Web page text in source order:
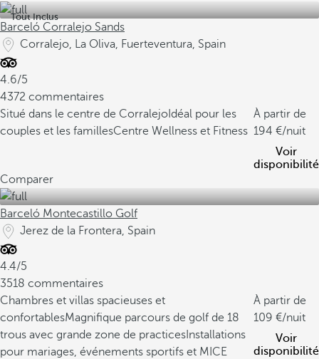
Tout Inclus
Barceló Corralejo Sands
Corralejo, La Oliva, Fuerteventura, Spain
4.6/5
4372 commentaires
Situé dans le centre de Corralejo Idéal pour les
couples et les famillesCentre Wellness et Fitness
À partir de
194
/nuit
Voir
disponibilité
Comparer
Barceló Montecastillo Golf
Jerez de la Frontera, Spain
4.4/5
3518 commentaires
Chambres et villas spacieuses et
confortablesMagnifique parcours de golf de 18
trous avec grande zone de practices Installations
pour mariages, événements sportifs et MICE
À partir de
109
/nuit
Voir
disponibilité